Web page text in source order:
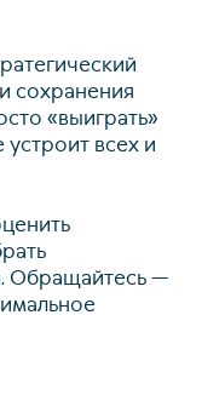
сохранения
«выиграть»
всех и
Обращайтесь —